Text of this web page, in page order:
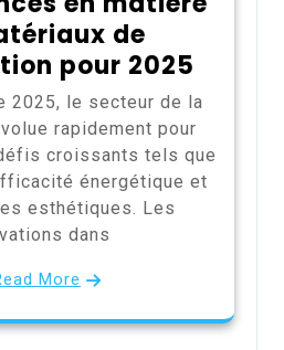
de
pour 2025
2025, le secteur de la
rapidement pour
croissants tels que
énergétique et
esthétiques. Les
dans
More